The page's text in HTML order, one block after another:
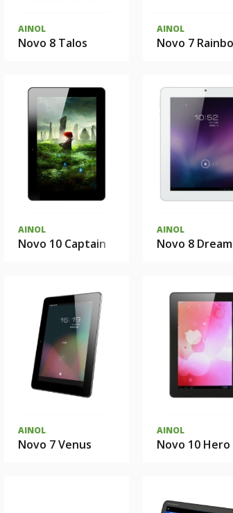
AINOL
Novo 8 Talos
AINOL
Novo 7
AINOL
Novo 10 Captain
AINOL
Novo 8 Dream
AINOL
Novo 7 Venus
AINOL
Novo 10 Hero